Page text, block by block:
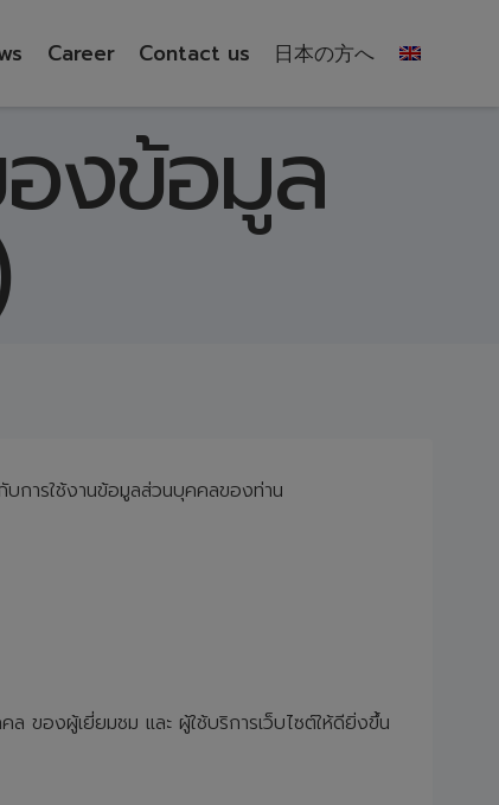
Career Contact us 日本の方へ
งข้อมูล
บการใช้งานข้อมูลส่วนบุคคลของท่าน
ของผู้เยี่ยมชม และ ผู้ใช้บริการเว็บไซต์ให้ดียิ่งขึ้น